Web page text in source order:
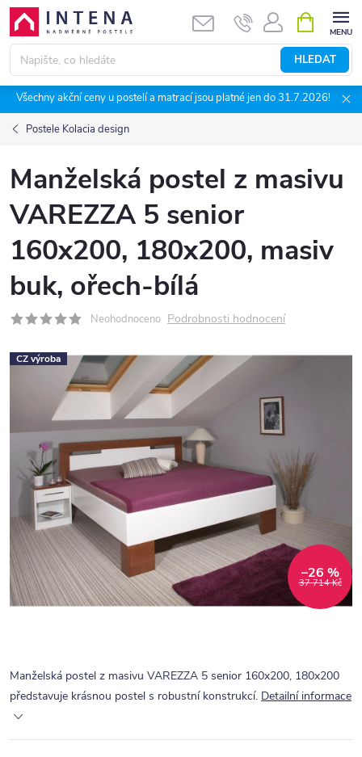
Přejít
obsah
HLEDAT
NÁKUPNÍ
KOŠÍK
Všechny akční ceny u postelí a matrací jsou platné jen do 31.7.2026!
Postele Kolacia design
Manželská postel z masivu
VAREZZA 5 senior
160x200, 180x200, masiv
buk, ořech-bílá
Neohodnoceno Podrobnosti hodnocení
CZ výroba
37 714 Kč
–26 %
Manželská postel z masivu VAREZZA 5 senior 160x200, 180x200
představuje krásnou postel s robustní konstrukcí. Detailní informace